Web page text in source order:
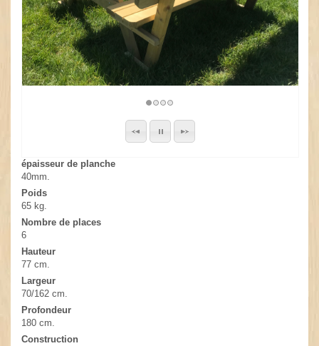
épaisseur de planche
40mm.
Poids
65 kg.
Nombre de places
6
Hauteur
77 cm.
Largeur
70/162 cm.
Profondeur
180 cm.
Construction